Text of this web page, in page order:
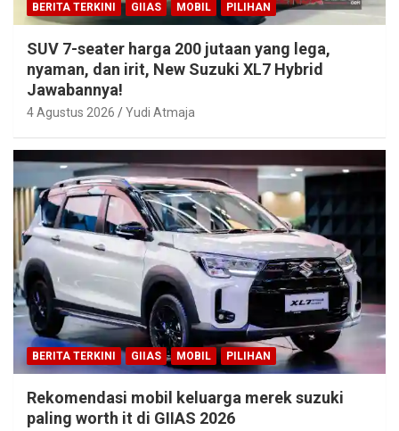
BERITA TERKINI GIIAS MOBIL PILIHAN
SUV 7-seater harga 200 jutaan yang lega,
nyaman, dan irit, New Suzuki XL7 Hybrid
Jawabannya!
4 Agustus 2026 Yudi Atmaja
BERITA TERKINI GIIAS MOBIL PILIHAN
Rekomendasi mobil keluarga merek suzuki
paling worth it di GIIAS 2026